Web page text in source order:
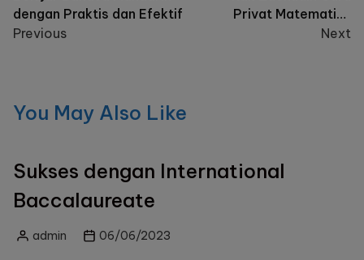
navigation
dengan Praktis dan Efektif
Previous
Privat Matematika
Terbaik
Next
You May Also Like
Sukses dengan International
Baccalaureate
Postedadmin 06/06/2023